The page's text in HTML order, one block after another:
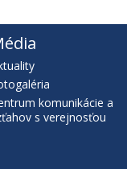
komunikácie a
s verejnosťou